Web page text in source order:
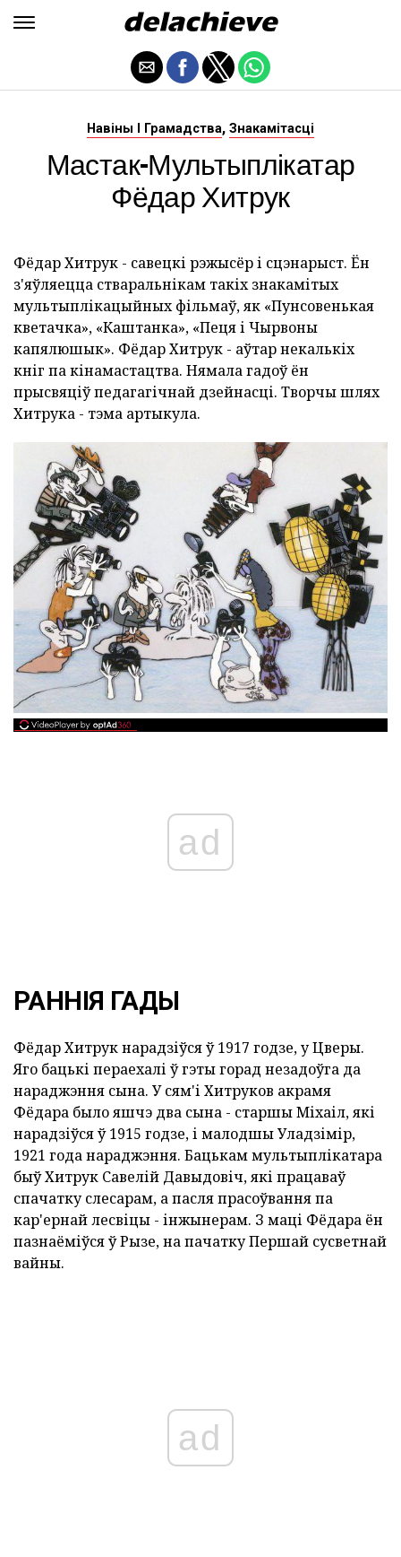
Навіны І Грамадства, Знакамітасці
Мастак-Мультыплікатар
Фёдар Хитрук
Фёдар Хитрук - савецкі рэжысёр і сцэнарыст. Ён
з'яўляецца стваральнікам такіх знакамітых
мультыплікацыйных фільмаў, як «Пунсовенькая
кветачка», «Каштанка», «Пеця і Чырвоны
капялюшык». Фёдар Хитрук - аўтар некалькіх
кніг па кінамастацтва. Нямала гадоў ён
прысвяціў педагагічнай дзейнасці. Творчы шлях
Хитрука - тэма артыкула.
ad
РАННІЯ ГАДЫ
Фёдар Хитрук нарадзіўся ў 1917 годзе, у Цверы.
Яго бацькі пераехалі ў гэты горад незадоўга да
нараджэння сына. У сям'і Хитруков акрамя
Фёдара было яшчэ два сына - старшы Міхаіл, які
нарадзіўся ў 1915 годзе, і малодшы Уладзімір,
1921 года нараджэння. Бацькам мультыплікатара
быў Хитрук Савелій Давыдовіч, які працаваў
спачатку слесарам, а пасля прасоўвання па
кар'ернай лесвіцы - інжынерам. З маці Фёдара ён
пазнаёміўся ў Рызе, на пачатку Першай сусветнай
вайны.
ad